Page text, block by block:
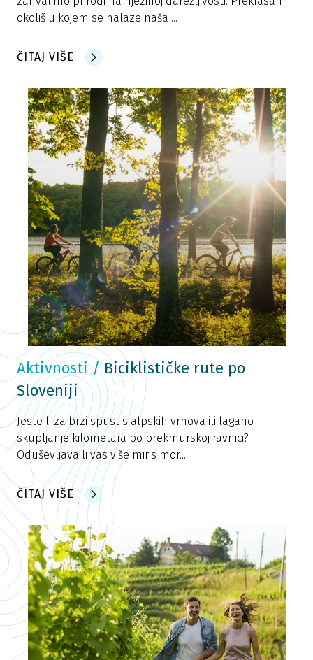
okoliš u kojem se nalaze naša ...
ČITAJ VIŠE
Aktivnosti/Biciklističke rute po
Sloveniji
Jeste li za brzi spust s alpskih vrhova ili lagano
skupljanje kilometara po prekmurskoj ravnici?
Oduševljava li vas više miris mor...
ČITAJ VIŠE